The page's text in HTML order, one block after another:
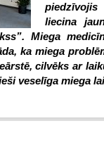
piedzīvojis
liecina
Miega
ka miega
cilvēks ar
veselīga miega